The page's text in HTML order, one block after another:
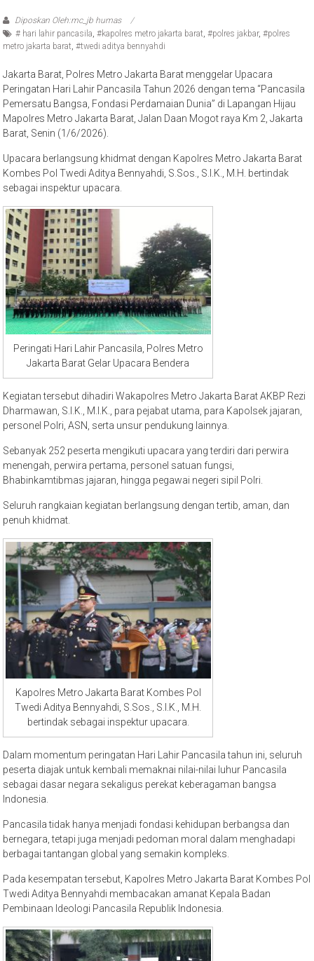
Diposkan Oleh:mc_jb humas
# hari lahir pancasila ,#kapolres metro jakarta barat ,#polres jakbar,#polres
metro jakarta barat ,#twedi aditya bennyahdi
Jakarta Barat, Polres Metro Jakarta Barat menggelar Upacara
Peringatan Hari Lahir Pancasila Tahun 2026 dengan tema “Pancasila
Pemersatu Bangsa, Fondasi Perdamaian Dunia” di Lapangan Hijau
Mapolres Metro Jakarta Barat, Jalan Daan Mogot raya Km 2, Jakarta
Barat, Senin (1/6/2026).
Upacara berlangsung khidmat dengan Kapolres Metro Jakarta Barat
Kombes Pol Twedi Aditya Bennyahdi, S.Sos., S.I.K., M.H. bertindak
sebagai inspektur upacara.
Peringati Hari Lahir Pancasila, Polres Metro
Jakarta Barat Gelar Upacara Bendera
Kegiatan tersebut dihadiri Wakapolres Metro Jakarta Barat AKBP Rezi
Dharmawan, S.I.K., M.I.K., para pejabat utama, para Kapolsek jajaran,
personel Polri, ASN, serta unsur pendukung lainnya.
Sebanyak 252 peserta mengikuti upacara yang terdiri dari perwira
menengah, perwira pertama, personel satuan fungsi,
Bhabinkamtibmas jajaran, hingga pegawai negeri sipil Polri.
Seluruh rangkaian kegiatan berlangsung dengan tertib, aman, dan
penuh khidmat.
Kapolres Metro Jakarta Barat Kombes Pol
Twedi Aditya Bennyahdi, S.Sos., S.I.K., M.H.
bertindak sebagai inspektur upacara.
Dalam momentum peringatan Hari Lahir Pancasila tahun ini, seluruh
peserta diajak untuk kembali memaknai nilai-nilai luhur Pancasila
sebagai dasar negara sekaligus perekat keberagaman bangsa
Indonesia.
Pancasila tidak hanya menjadi fondasi kehidupan berbangsa dan
bernegara, tetapi juga menjadi pedoman moral dalam menghadapi
berbagai tantangan global yang semakin kompleks.
Pada kesempatan tersebut, Kapolres Metro Jakarta Barat Kombes Pol
Twedi Aditya Bennyahdi membacakan amanat Kepala Badan
Pembinaan Ideologi Pancasila Republik Indonesia.